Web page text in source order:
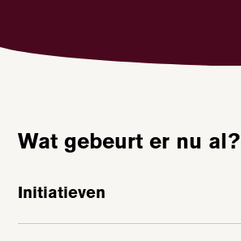
Wat gebeurt er nu al?
Initiatieven